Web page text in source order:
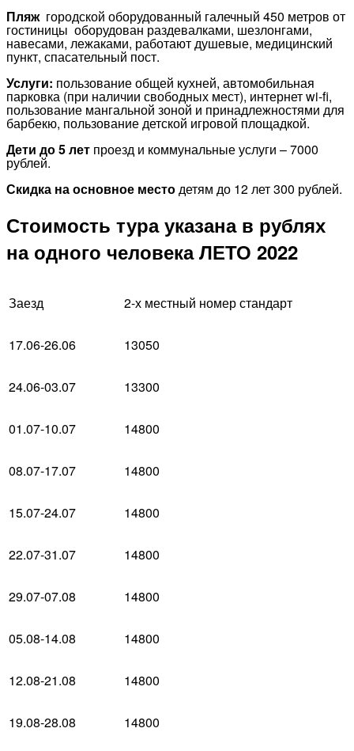
Пляж городской оборудованный галечный 450 метров от
гостиницы оборудован раздевалками, шезлонгами,
навесами, лежаками, работают душевые, медицинский
пункт, спасательный пост.
Услуги: пользование общей кухней, автомобильная
парковка (при наличии свободных мест), интернет wi-fi,
пользование мангальной зоной и принадлежностями для
барбекю, пользование детской игровой площадкой.
Дети до 5 лет проезд и коммунальные услуги – 7000
рублей.
Скидка на основное местодетям до 12 лет 300 рублей.
Стоимость тура указана в рублях
на одного человека ЛЕТО 2022
Заезд 2-х местный номер стандарт
17.06-26.06 13050
24.06-03.07 13300
01.07-10.07 14800
08.07-17.07 14800
15.07-24.07 14800
22.07-31.07 14800
29.07-07.08 14800
05.08-14.08 14800
12.08-21.08 14800
19.08-28.08 14800